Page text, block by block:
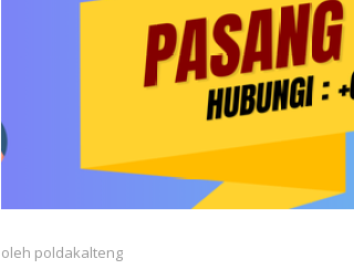
oleh poldakalteng